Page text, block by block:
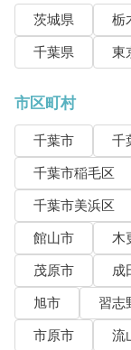
茨城県 栃
千葉県
東
市区町村
千葉市 千
千葉市稲毛区
千葉市美浜区
館山市
木
茂原市
成
旭市
習志
市原市
流